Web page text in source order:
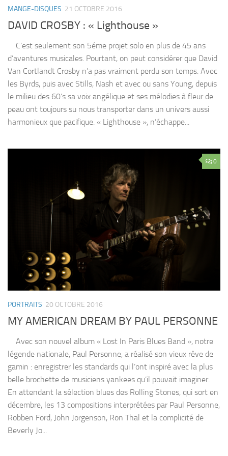
MANGE-DISQUES 21 OCTOBRE 2016
DAVID CROSBY : « Lighthouse »
C’est seulement son 5éme projet solo en plus de 45 ans
d’aventures musicales. Pourtant, on peut considérer que David
Van Cortlandt Crosby n’a pas vraiment perdu son temps. Avec
les Byrds, puis avec Stills, Nash et avec ou sans Young, depuis
le milieu des 60’s sa voix angélique et ses mélodies à fleur de
peau ont toujours su nous transporter dans un univers aussi
harmonieux que pacifique. « Lighthouse », n’échappe...
0
PORTRAITS 20 OCTOBRE 2016
MY AMERICAN DREAM BY PAUL PERSONNE
Avec son nouvel album « Lost In Paris Blues Band », notre
légende nationale, Paul Personne, a réalisé son vieux rêve de
gamin : enregistrer les standards qui l’ont inspiré avec la plus
belle brochette de musiciens yankees qu’il pouvait imaginer.
En attendant la sélection blues des Rolling Stones, qui sort en
décembre, les 13 compositions interprétées par Paul Personne,
Robben Ford, John Jorgenson, Ron Thal et la complicité de
Beverly Jo...